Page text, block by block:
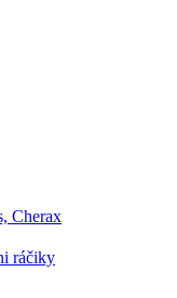
Cherax
ráčiky